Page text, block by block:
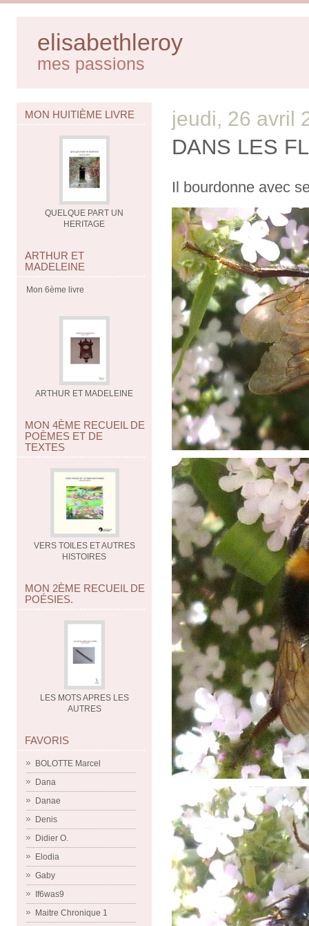
elisabethleroy
mes passions
MON HUITIÈME LIVRE
QUELQUE PART UN
HERITAGE
ARTHUR ET
MADELEINE
Mon 6ème livre
ARTHUR ET MADELEINE
MON 4ÈME RECUEIL DE
POÈMES ET DE
TEXTES
VERS TOILES ET AUTRES
HISTOIRES
MON 2ÈME RECUEIL DE
POÉSIES.
LES MOTS APRES LES
AUTRES
FAVORIS
BOLOTTE Marcel
Dana
Danae
Denis
Didier O.
Elodia
Gaby
If6was9
Maitre Chronique 1
jeudi, 26 avril
DANS LES
Il bourdonne avec